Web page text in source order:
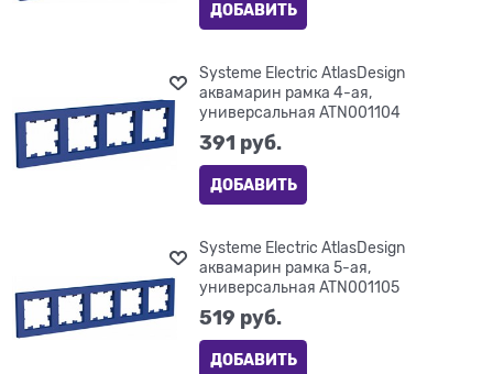
ДОБАВИТЬ
Systeme Electric AtlasDesign
аквамарин рамка 4-ая,
универсальная ATN001104
391 руб.
ДОБАВИТЬ
Systeme Electric AtlasDesign
аквамарин рамка 5-ая,
универсальная ATN001105
519 руб.
ДОБАВИТЬ